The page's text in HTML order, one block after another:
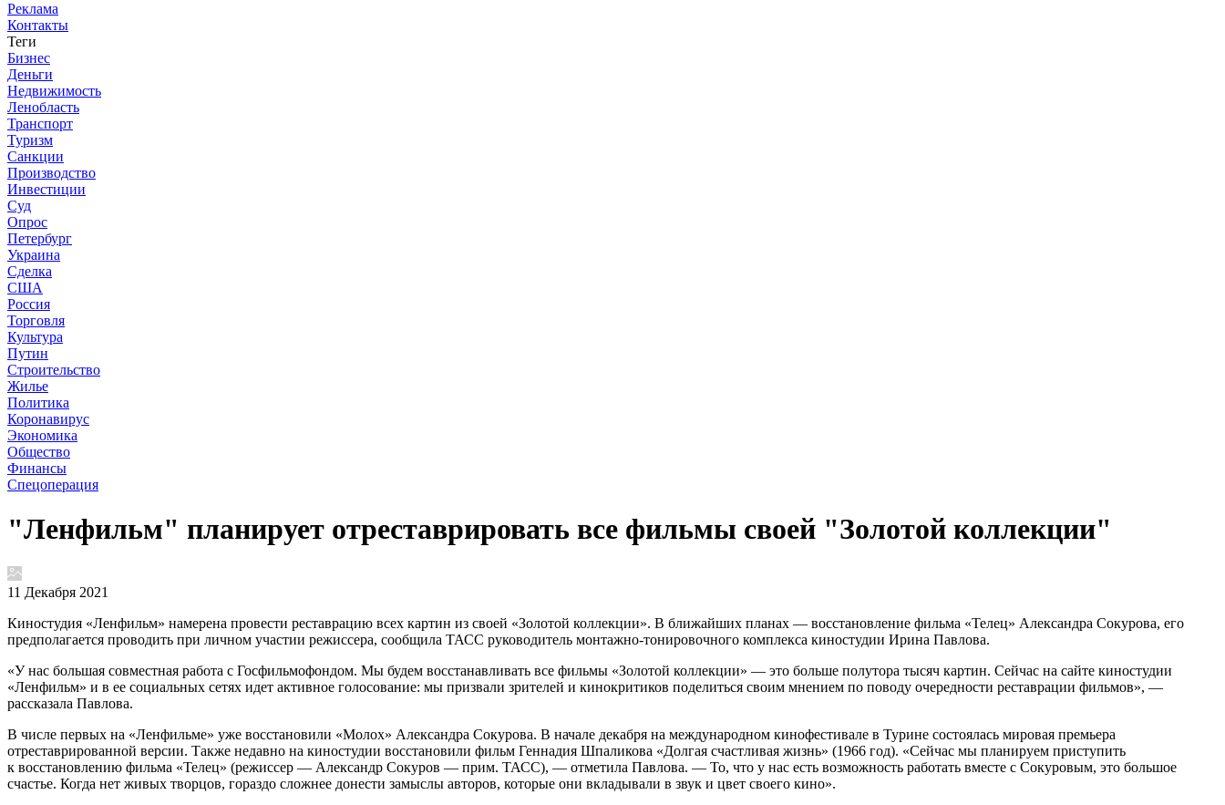
Реклама
Контакты
Теги
Бизнес
Деньги
Недвижимость
Ленобласть
Транспорт
Туризм
Санкции
Производство
Инвестиции
Суд
Опрос
Петербург
Украина
Сделка
США
Россия
Торговля
Культура
Путин
Строительство
Жилье
Политика
Коронавирус
Экономика
Общество
Финансы
Спецоперация
"Ленфильм" планирует отреставрировать все фильмы своей "Золотой коллекции"
11 Декабря 2021
Киностудия «Ленфильм» намерена провести реставрацию всех картин из своей «Золотой коллекции». В ближайших планах — восстановление фильма «Телец» Александра Сокурова, его
предполагается проводить при личном участии режиссера, сообщила ТАСС руководитель монтажно-тонировочного комплекса киностудии Ирина Павлова.
«У нас большая совместная работа с Госфильмофондом. Мы будем восстанавливать все фильмы «Золотой коллекции» — это больше полутора тысяч картин. Сейчас на сайте киностудии
«Ленфильм» и в ее социальных сетях идет активное голосование: мы призвали зрителей и кинокритиков поделиться своим мнением по поводу очередности реставрации фильмов», —
рассказала Павлова.
В числе первых на «Ленфильме» уже восстановили «Молох» Александра Сокурова. В начале декабря на международном кинофестивале в Турине состоялась мировая премьера
отреставрированной версии. Также недавно на киностудии восстановили фильм Геннадия Шпаликова «Долгая счастливая жизнь» (1966 год). «Сейчас мы планируем приступить
к восстановлению фильма «Телец» (режиссер — Александр Сокуров — прим. ТАСС), — отметила Павлова. — То, что у нас есть возможность работать вместе с Сокуровым, это большое
счастье. Когда нет живых творцов, гораздо сложнее донести замыслы авторов, которые они вкладывали в звук и цвет своего кино».